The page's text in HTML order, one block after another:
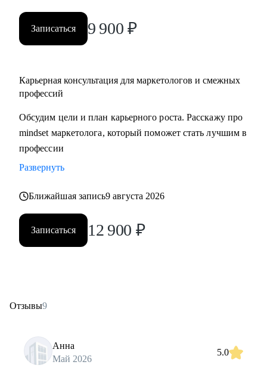
Записаться 9 900 ₽
Карьерная консультация для маркетологов и смежных
профессий
Обсудим цели и план карьерного роста. Расскажу про
mindset маркетолога, который поможет стать лучшим в
профессии
Развернуть
Ближайшая запись9 августа 2026
Записаться 12 900 ₽
Отзывы9
Анна
Май 2026
5.0